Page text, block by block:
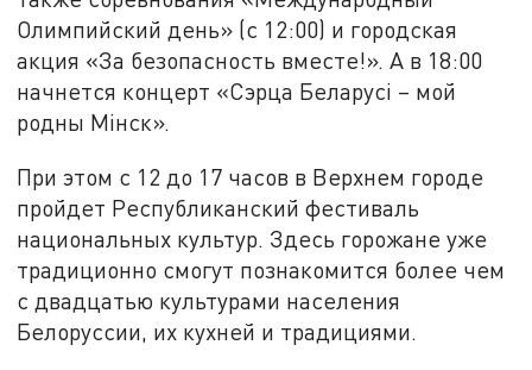
Олимпийский день» (с 12:00) и городская
акция «За безопасность вместе!». А в 18:00
начнется концерт «Сэрца Беларусi – мой
родны Мiнск».
При этом с 12 до 17 часов в Верхнем городе
пройдет Республиканский фестиваль
национальных культур. Здесь горожане уже
традиционно смогут познакомится более чем
с двадцатью культурами населения
Белоруссии, их кухней и традициями.